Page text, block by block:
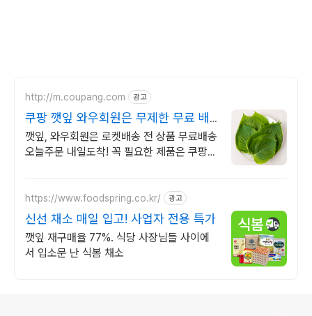
http://m.coupang.com 광고
쿠팡 깻잎 와우회원은 무제한 무료 배
송
깻잎, 와우회원은 로켓배송 전 상품 무료배송
오늘주문 내일도착! 꼭 필요한 제품은 쿠팡에
https://www.foodspring.co.kr/ 광고
신선 채소 매일 입고! 사업자 전용 특가
깻잎 재구매율 77%. 식당 사장님들 사이에
서 입소문 난 식봄 채소